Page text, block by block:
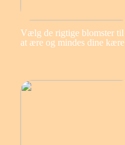
Vælg de rigtige blomster til
at ære og mindes dine kære